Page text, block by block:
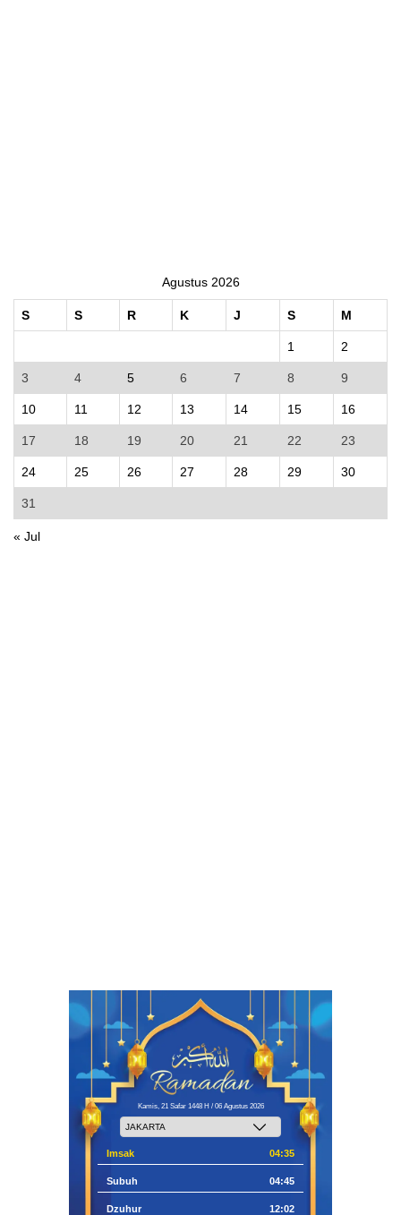
Agustus 2026
S S R K J S M
1 2
3 4 5 6 7 8 9
10 11 12 13 14 15 16
17 18 19 20 21 22 23
24 25 26 27 28 29 30
31
« Jul
Kamis, 21 Safar 1448 H / 06 Agustus 2026
Imsak 04:35
Subuh 04:45
Dzuhur 12:02